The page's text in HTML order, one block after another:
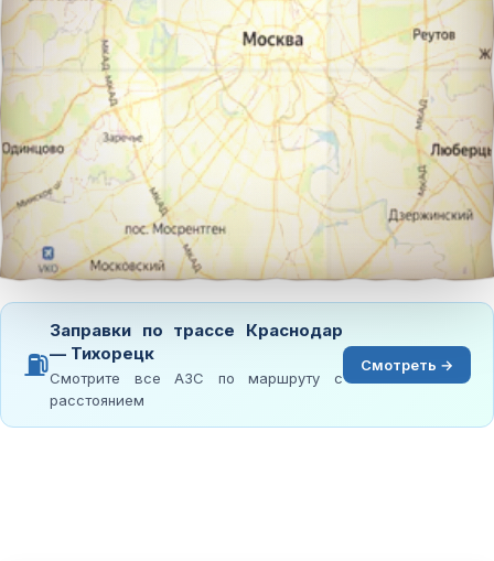
⛽
Заправки по трассе Краснодар
— Тихорецк
Смотрите все АЗС по маршруту с
расстоянием
Смотреть →